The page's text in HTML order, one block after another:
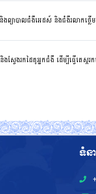
ងព្យាបាលជំងឺអេដស៍ និងជំងឺរលាកថ្លើ
វែងរកដៃគូអ្នកជំងឺ ដើម្បីធ្វើតេស្
ទំន